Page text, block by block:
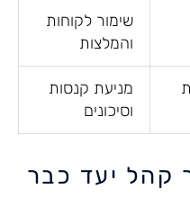
שימור לקוחות
והמלצות
מניעת קנסות
וסיכונים
קהל יעד כבר